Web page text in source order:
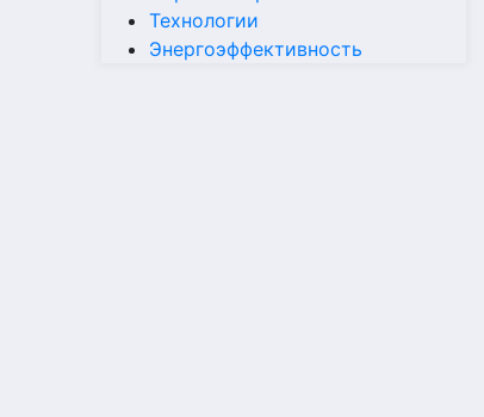
Технологии
Энергоэффективность